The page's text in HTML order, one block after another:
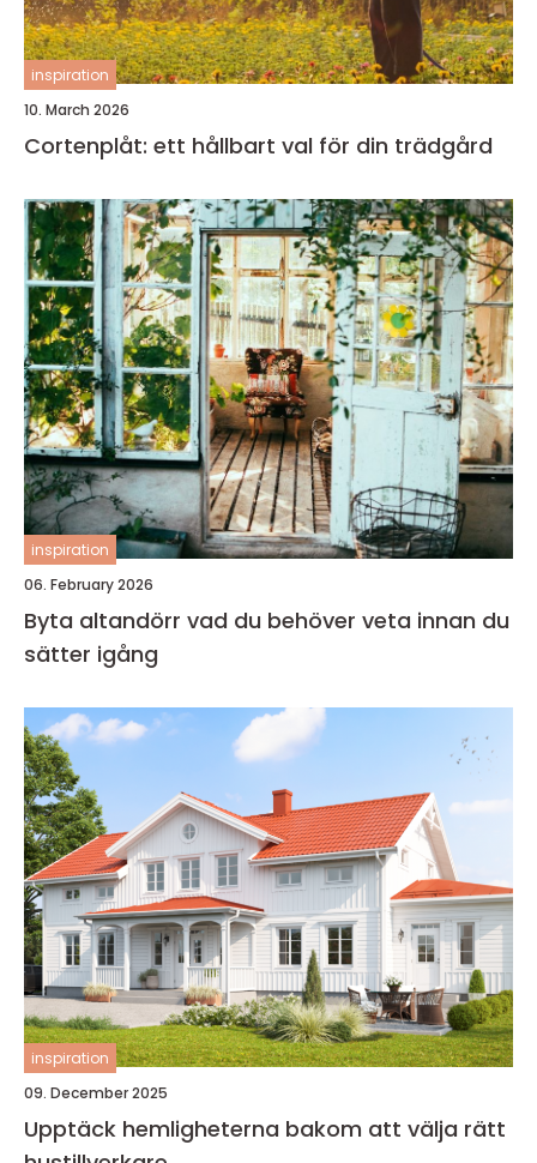
inspiration
10. March 2026
Cortenplåt: ett hållbart val för din trädgård
inspiration
06. February 2026
Byta altandörr vad du behöver veta innan du
sätter igång
inspiration
09. December 2025
Upptäck hemligheterna bakom att välja rätt